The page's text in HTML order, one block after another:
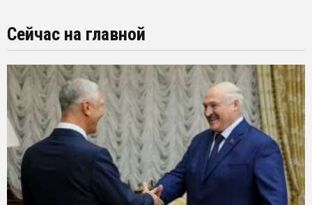
Сейчас на главной